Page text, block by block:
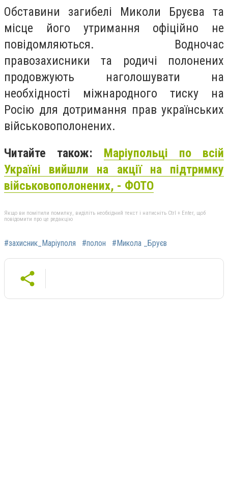
Обставини загибелі Миколи Бруєва та
місце його утримання офіційно не
повідомляються. Водночас
правозахисники та родичі полонених
продовжують наголошувати на
необхідності міжнародного тиску на
Росію для дотримання прав українських
військовополонених.
Читайте також: Маріупольці по всій
Україні вийшли на акції на підтримку
військовополонених, - ФОТО
Якщо ви помітили помилку, виділіть необхідний текст і натисніть Ctrl + Enter, щоб
повідомити про це редакцію
#захисник_Маріуполя #полон #Микола _Бруєв